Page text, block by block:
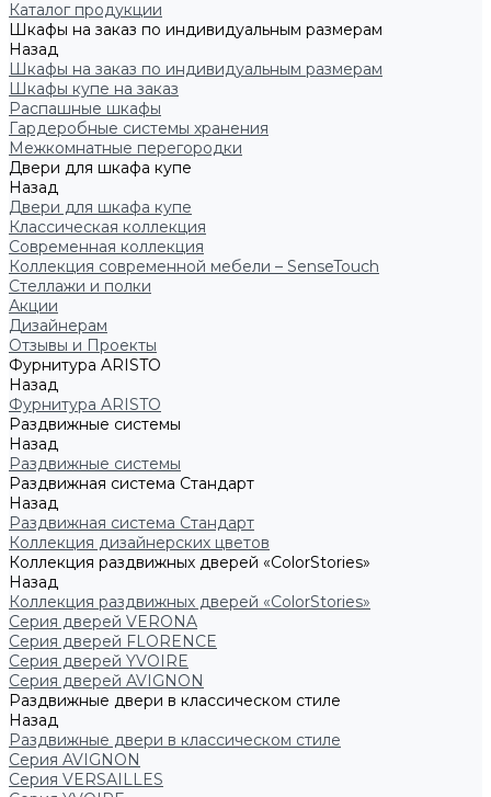
Каталог продукции
Шкафы на заказ по индивидуальным размерам
Назад
Шкафы на заказ по индивидуальным размерам
Шкафы купе на заказ
Распашные шкафы
Гардеробные системы хранения
Межкомнатные перегородки
Двери для шкафа купе
Назад
Двери для шкафа купе
Классическая коллекция
Современная коллекция
Коллекция современной мебели – SenseTouch
Стеллажи и полки
Акции
Дизайнерам
Отзывы и Проекты
Фурнитура ARISTO
Назад
Фурнитура ARISTO
Раздвижные системы
Назад
Раздвижные системы
Раздвижная система Стандарт
Назад
Раздвижная система Стандарт
Коллекция дизайнерских цветов
Коллекция раздвижных дверей «ColorStories»
Назад
Коллекция раздвижных дверей «ColorStories»
Серия дверей VERONA
Серия дверей FLORENCE
Серия дверей YVOIRE
Серия дверей AVIGNON
Раздвижные двери в классическом стиле
Назад
Раздвижные двери в классическом стиле
Серия AVIGNON
Серия VERSAILLES